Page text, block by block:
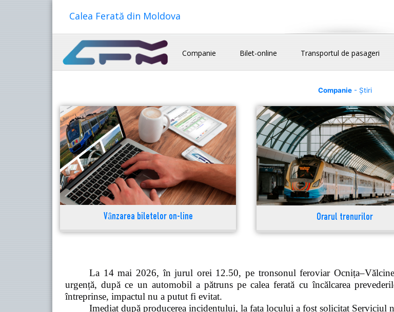
Calea Ferată din Moldova
Companie Bilet-online Transportul de pasageri
Companie- Știri
Vânzarea biletelor on-line Orarul trenurilor
La 14 mai 2026, în jurul orei 12.50, pe tronsonul feroviar
urgență, după ce un automobil a pătruns pe calea ferată cu încălcarea
întreprinse, impactul nu a putut fi evitat.
Imediat după producerea incidentului, la fața locului a fost solicitat Serviciul